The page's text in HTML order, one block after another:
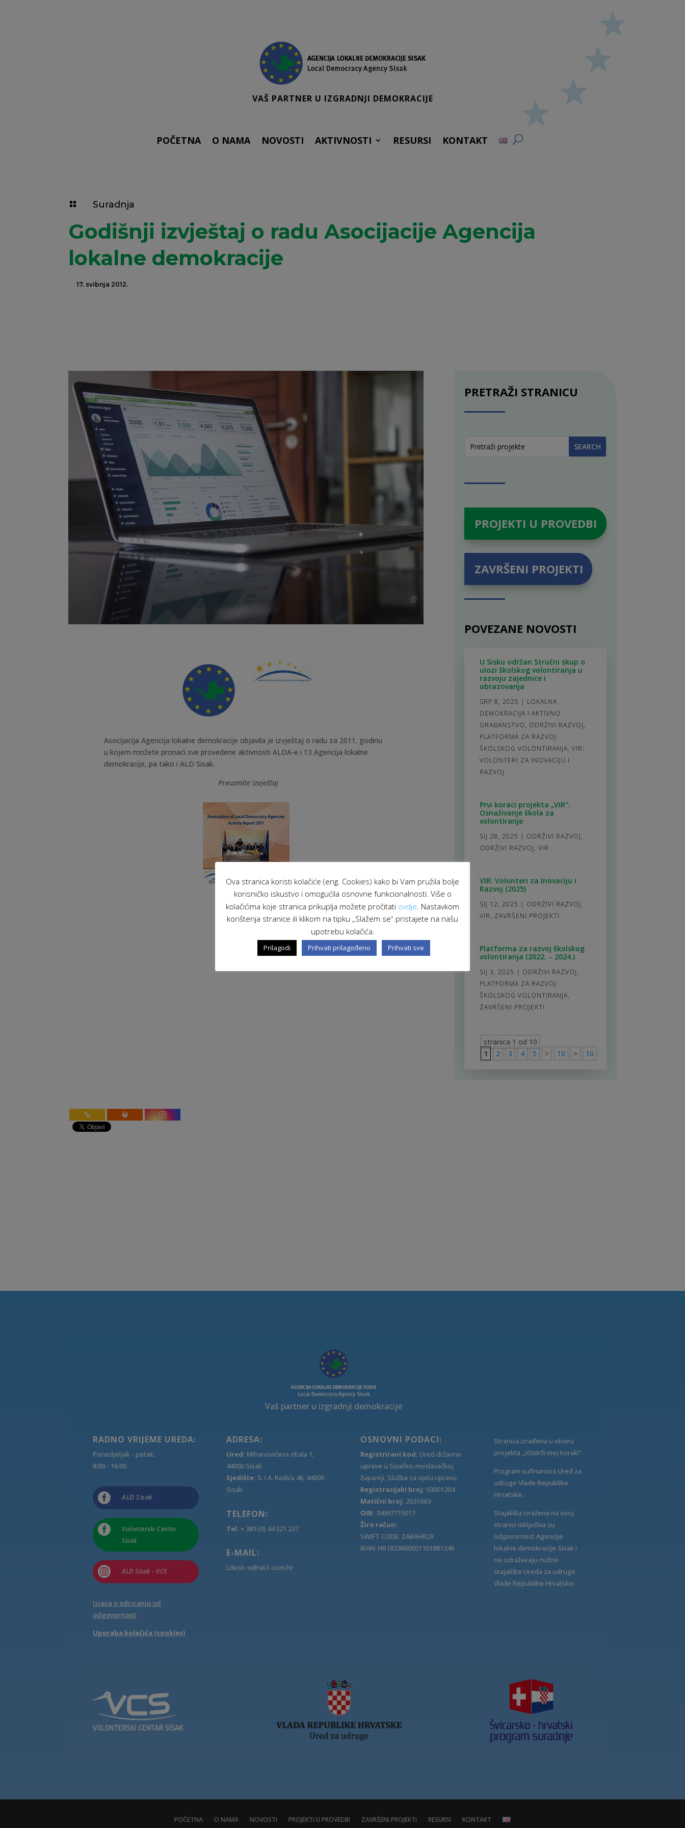
VAŠ PARTNER U IZGRADNJI DEMOKRACIJE
POČETNA O NAMA NOVOSTI AKTIVNOSTI RESURSI KONTAKT
 Suradnja
Godišnji izvještaj o radu Asocijacije Agencija
lokalne demokracije
17. svibnja 2012.
Asocijacija Agencija lokalne demokracije objavila je izvještaj o radu za 2011. godinu
u kojem možete pronaći sve provedene aktivnosti ALDA-e i 13 Agencija lokalne
demokracije, pa tako i ALD Sisak.
Preuzmite izvještaj
PRETRAŽI STRANICU
PROJEKTI U PROVEDBI
ZAVRŠENI PROJEKTI
POVEZANE NOVOSTI
U Sisku održan Stručni skup o
ulozi školskog volontiranja u
razvoju zajednice i
obrazovanja
SRP 8, 2025 | LOKALNA
DEMOKRACIJA I AKTIVNO
GRAĐANSTVO, ODRŽIVI RAZVOJ,
PLATFORMA ZA RAZVOJ
ŠKOLSKOG VOLONTIRANJA, VIR:
VOLONTERI ZA INOVACIJU I
RAZVOJ
Prvi koraci projekta „VIR“:
Osnaživanje škola za
volontiranje
SIJ 28, 2025 | ODRŽIVI RAZVOJ,
ODRŽIVI RAZVOJ, VIR
VIR: Volonteri za Inovaciju i
Razvoj (2025)
SIJ 12, 2025 | ODRŽIVI RAZVOJ,
VIR, ZAVRŠENI PROJEKTI
Platforma za razvoj školskog
volontiranja (2022. – 2024.)
SIJ 3, 2025 | ODRŽIVI RAZVOJ,
PLATFORMA ZA RAZVOJ
ŠKOLSKOG VOLONTIRANJA,
ZAVRŠENI PROJEKTI
stranica 1 od 10
1
2 3 4 5 > 10 > 10
Vaš partner u izgradnji demokracije
RADNO VRIJEME UREDA:
Ponedjeljak - petak:
8:00 - 16:00
 ALD Sisak

Volonterski Centar
Sisak
 ALD Sisak - VCS
Izjava o odricanju od
odgovornosti
Uporaba kolačića (cookies)
ADRESA:
Ured: Mihanovićeva obala 1,
44000 Sisak
Sjedište: S. i A. Radića 46, 44000
Sisak
TELEFON:
Tel: + 385 (0) 44 521 227
E-MAIL:
Ldesk-si@sk.t-com.hr
OSNOVNI PODACI:
Registrirani kod: Ured državne
uprave u Sisačko-moslavačkoj
županiji, Služba za opću upravu
Registracijski broj: 03001204
Matični broj: 2031663
OIB: 34997715017
Žiro račun:
SWIFT CODE: ZABAHR2X
IBAN: HR1823600001101881246
Stranica izrađena u okviru
projekta „(O)drži moj korak!“.
Program sufinancira Ured za
udruge Vlade Republike
Hrvatske.
Stajališta izražena na ovoj
stranici isključiva su
odgovornost Agencije
lokalne demokracije Sisak i
ne odražavaju nužno
stajalište Ureda za udruge
Vlade Republike Hrvatske.
POČETNA O NAMA NOVOSTI PROJEKTI U PROVEDBI ZAVRŠENI PROJEKTI RESURSI KONTAKT
Ova stranica koristi kolačiće (eng. Cookies) kako bi Vam pružila bolje
korisničko iskustvo i omogućila osnovne funkcionalnosti. Više o
kolačićima koje stranica prikuplja možete pročitati ovdje . Nastavkom
korištenja stranice ili klikom na tipku „Slažem se“ pristajete na našu
upotrebu kolačića.
Prilagodi Prihvati prilagođeno Prihvati sve